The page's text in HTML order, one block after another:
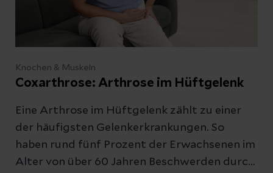
Knochen & Muskeln
Coxarthrose: Arthrose im Hüftgelenk
Eine Arthrose im Hüftgelenk zählt zu einer
der häufigsten Gelenkerkrankungen. So
haben rund fünf Prozent der Erwachsenen im
Alter von über 60 Jahren Beschwerden durch